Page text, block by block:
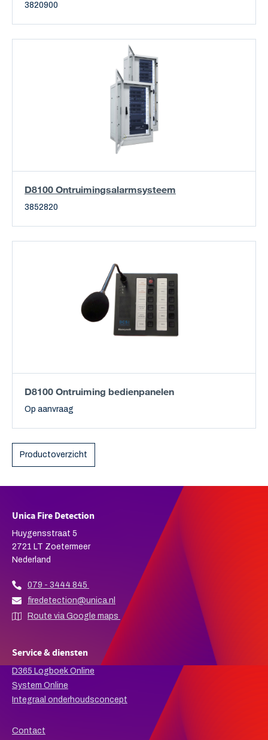
3820900
D8100 Ontruimingsalarmsysteem
3852820
D8100 Ontruiming bedienpanelen
Op aanvraag
Productoverzicht
Unica Fire Detection
Huygensstraat 5
2721 LT Zoetermeer
Nederland
079 - 3444 845
firedetection@unica.nl
Route via Google maps
Service & diensten
D365 Logboek Online
System Online
Integraal onderhoudsconcept
Contact